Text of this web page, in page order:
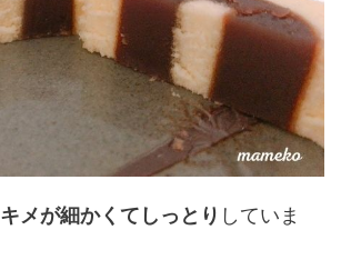
キメが細かくてしっとり していま